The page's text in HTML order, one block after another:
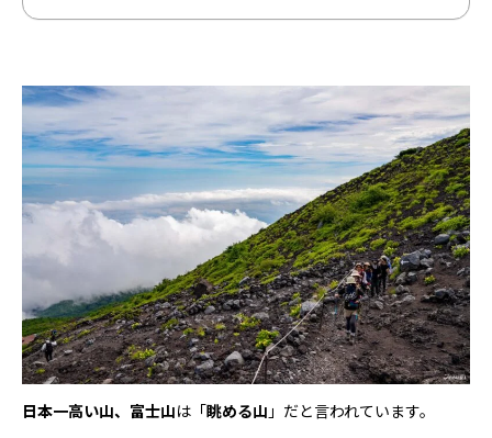
日本一高い山、富士山は「眺める山 」だと言われています。